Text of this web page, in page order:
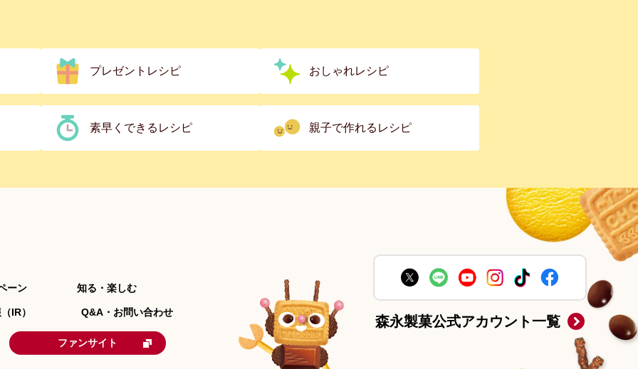
プレゼントレシピ おしゃれレシピ
素早くできるレシピ 親子で作れるレシピ
ーン 知る・楽しむ
IR） Q&A・お問い合わせ
ファンサイト
森永製菓公式アカウント一覧